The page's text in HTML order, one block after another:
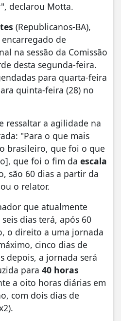
declarou Motta.
(Republicanos-BA),
de
na sessão da Comissão
desta segunda-feira.
para quarta-feira
quinta-feira (28) no
ressaltar a agilidade na
"Para o que mais
brasileiro, que foi o que
que foi o fim da escala
são 60 dias a partir da
o relator.
que atualmente
dias terá, após 60
o direito a uma jornada
cinco dias de
depois, a jornada será
para 40 horas
a oito horas diárias em
com dois dias de